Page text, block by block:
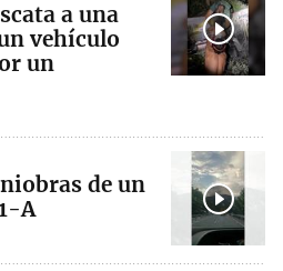
a una
vehículo
un
de un
A